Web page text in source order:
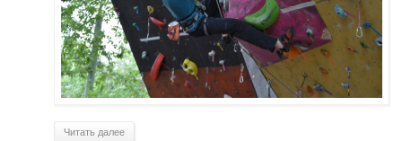
Читать далее